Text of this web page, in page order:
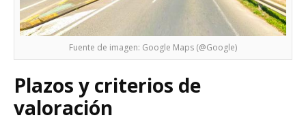
Fuente de imagen: Google Maps (@Google)
Plazos y criterios de
valoración